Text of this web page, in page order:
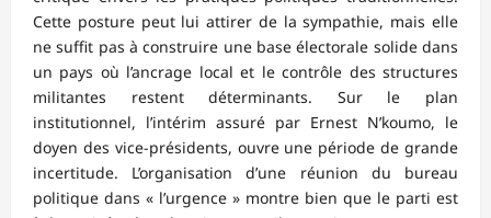
Cette posture peut lui attirer de la sympathie, mais elle
ne suffit pas à construire une base électorale solide dans
un pays où l’ancrage local et le contrôle des structures
militantes restent déterminants. Sur le plan
institutionnel, l’intérim assuré par Ernest N’koumo, le
doyen des vice-présidents, ouvre une période de grande
incertitude. L’organisation d’une réunion du bureau
politique dans « l’urgence » montre bien que le parti est